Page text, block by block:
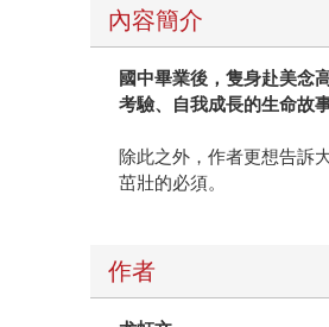
內容簡介
國中畢業後，隻身赴美念
考驗、自我成長的生命故事
除此之外，作者更想告訴
茁壯的必須。
作者